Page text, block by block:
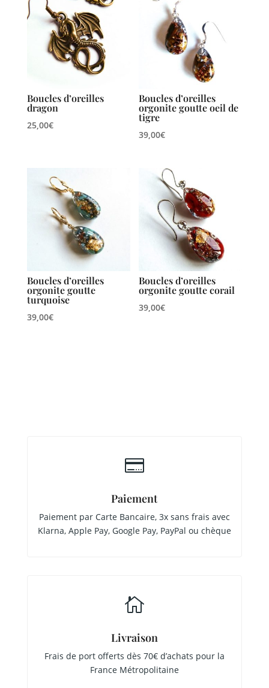
Boucles d’oreilles
dragon
25,00€
Boucles d’oreilles
orgonite goutte oeil de
tigre
39,00€
Boucles d’oreilles
orgonite goutte
turquoise
39,00€
Boucles d’oreilles
orgonite goutte corail
39,00€

Paiement
Paiement par Carte Bancaire, 3x sans frais avec
Klarna, Apple Pay, Google Pay, PayPal ou chèque

Livraison
Frais de port offerts dès 70€ d’achats pour la
France Métropolitaine